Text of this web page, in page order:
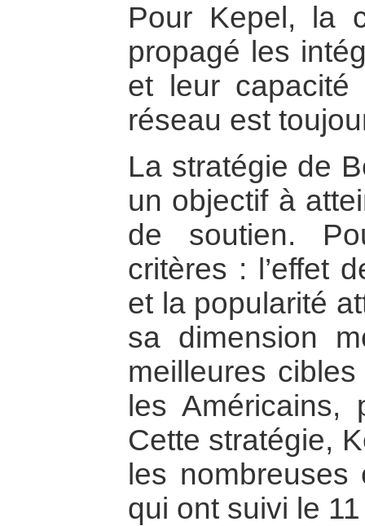
Pour Kepel, la
propagé les
et leur
réseau est
La stratégie de
un objectif à
de soutien.
critères : l’effet
et la popularité
sa dimension
meilleures
les Américains,
Cette stratégie,
les nombreuses
qui ont suivi le